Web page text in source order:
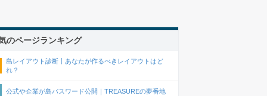
のページランキング
島レイアウト診断丨あなたが作るべきレイアウトはど
れ？
公式や企業が島パスワード公開｜TREASUREの夢番地